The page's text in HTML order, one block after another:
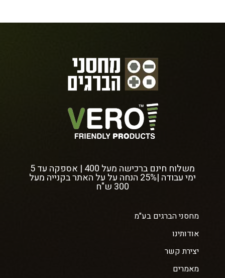
משלוח חינם ברכישה מעל 400 | אספקה עד 5
ימי עבודה |25% הנחה על על האתר בקנייה מעל
300 ש"ח
מחסני הברגים בע"מ
אודותינו
יצירת קשר
מאמרים